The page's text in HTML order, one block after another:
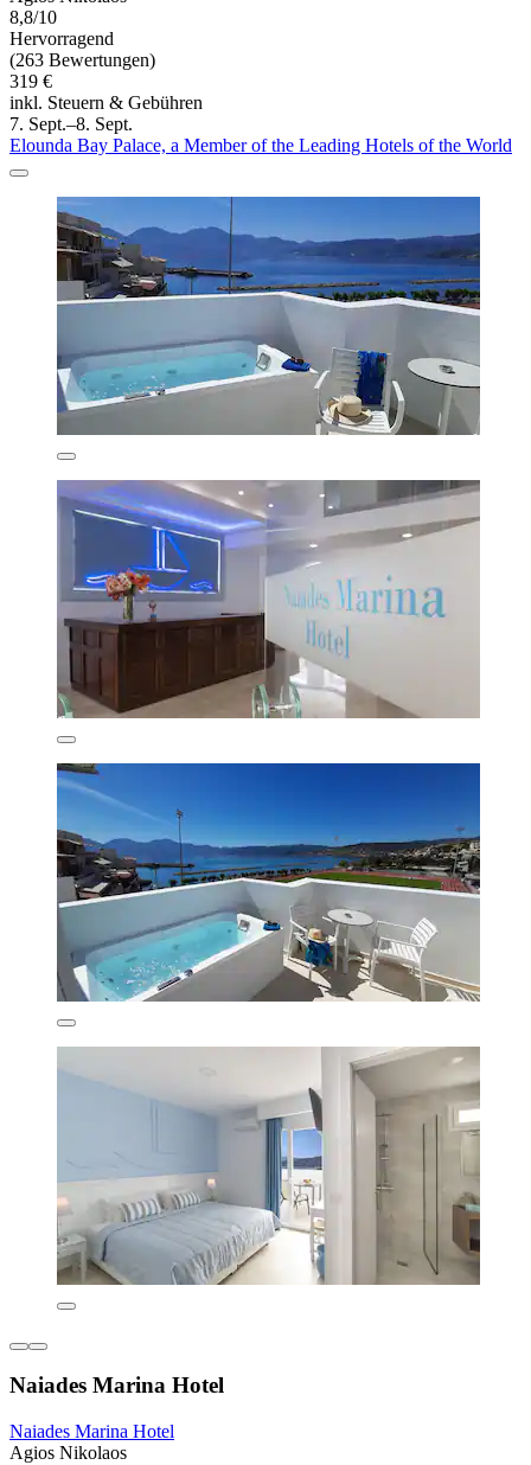
8,8/10
Hervorragend
(263 Bewertungen)
319 €
inkl. Steuern & Gebühren
7. Sept.–8. Sept.
Elounda Bay Palace, a Member of the Leading Hotels of the World
Naiades Marina Hotel
Naiades Marina Hotel
Agios Nikolaos